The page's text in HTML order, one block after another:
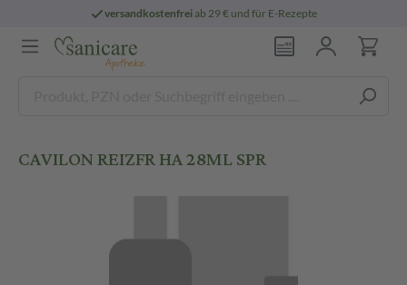
versandkostenfreiab 29 € und für E-Rezepte
CAVILON REIZFR HA 28ML SPR